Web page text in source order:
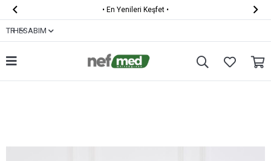
 • En Yenileri Keşfet • 
TRHESABIM